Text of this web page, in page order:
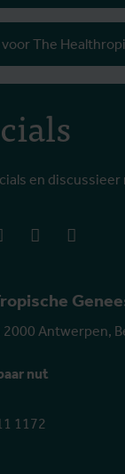
Antwerpen,
nut
1172
en discussieer
linkedIn youtube
voor The